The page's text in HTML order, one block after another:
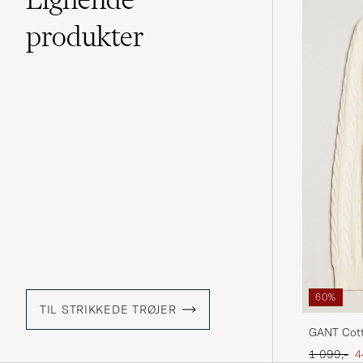
produkter
TIL STRIKKEDE TRØJER
60%
GANT
Ordinary
1 099,-